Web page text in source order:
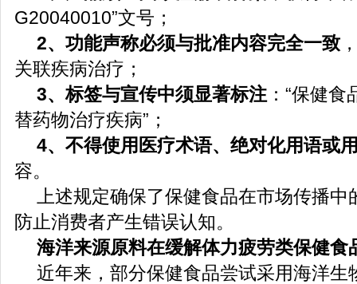
G20040010”文号；
2、功能声称必须与批准内容完全一致
关联疾病治疗；
3、标签与宣传中须显著标注：“保健食
替药物治疗疾病”；
4、不得使用医疗术语、绝对化用语或
容。
上述规定确保了保健食品在市场传播
防止消费者产生错误认知。
海洋来源原料在缓解体力疲劳类保健食
近年来，部分保健食品尝试采用海洋生